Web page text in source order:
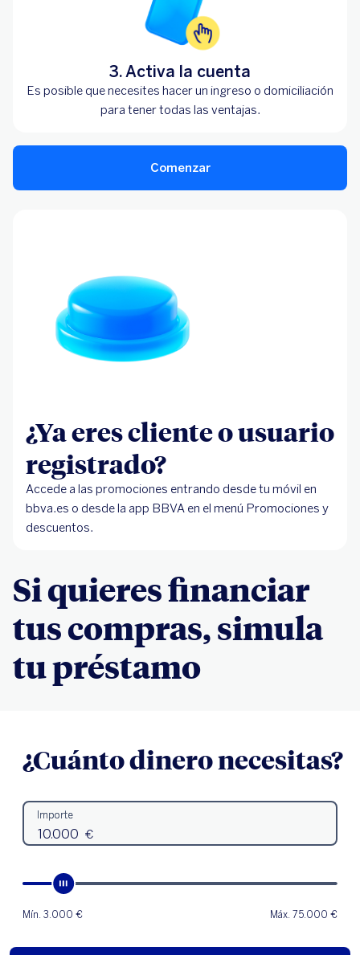
3. Activa la cuenta
Es posible que necesites hacer un ingreso o domiciliación
para tener todas las ventajas.
Comenzar
¿Ya eres cliente o usuario
registrado?
Accede a las promociones entrando desde tu móvil en
bbva.es o desde la app BBVA en el menú Promociones y
descuentos.
Si quieres financiar
tus compras, simula
tu préstamo